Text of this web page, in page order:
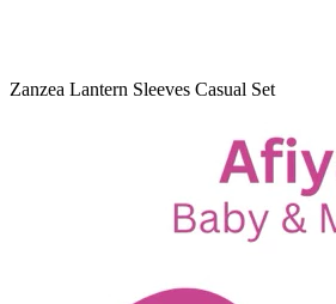
Zanzea Lantern Sleeves Casual Set